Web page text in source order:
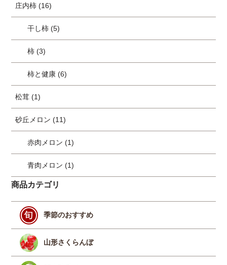
庄内柿 (16)
干し柿 (5)
柿 (3)
柿と健康 (6)
松茸 (1)
砂丘メロン (11)
赤肉メロン (1)
青肉メロン (1)
商品カテゴリ
季節のおすすめ
山形さくらんぼ